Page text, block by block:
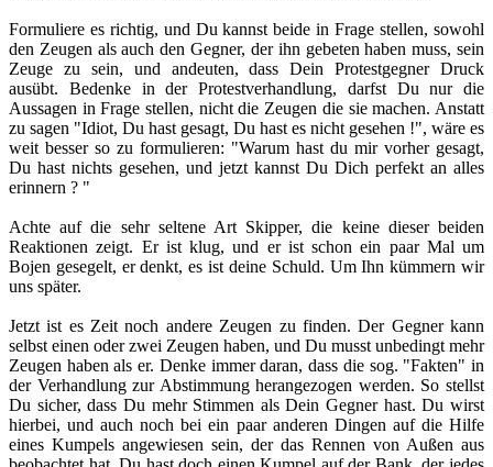
Formuliere es richtig, und Du kannst beide in Frage stellen, sowohl
den Zeugen als auch den Gegner, der ihn gebeten haben muss, sein
Zeuge zu sein, und andeuten, dass Dein Protestgegner Druck
ausübt. Bedenke in der Protestverhandlung, darfst Du nur die
Aussagen in Frage stellen, nicht die Zeugen die sie machen. Anstatt
zu sagen "Idiot, Du hast gesagt, Du hast es nicht gesehen !", wäre es
weit besser so zu formulieren: "Warum hast du mir vorher gesagt,
Du hast nichts gesehen, und jetzt kannst Du Dich perfekt an alles
erinnern ? "
Achte auf die sehr seltene Art Skipper, die keine dieser beiden
Reaktionen zeigt. Er ist klug, und er ist schon ein paar Mal um
Bojen gesegelt, er denkt, es ist deine Schuld. Um Ihn kümmern wir
uns später.
Jetzt ist es Zeit noch andere Zeugen zu finden. Der Gegner kann
selbst einen oder zwei Zeugen haben, und Du musst unbedingt mehr
Zeugen haben als er. Denke immer daran, dass die sog. "Fakten" in
der Verhandlung zur Abstimmung herangezogen werden. So stellst
Du sicher, dass Du mehr Stimmen als Dein Gegner hast. Du wirst
hierbei, und auch noch bei ein paar anderen Dingen auf die Hilfe
eines Kumpels angewiesen sein, der das Rennen von Außen aus